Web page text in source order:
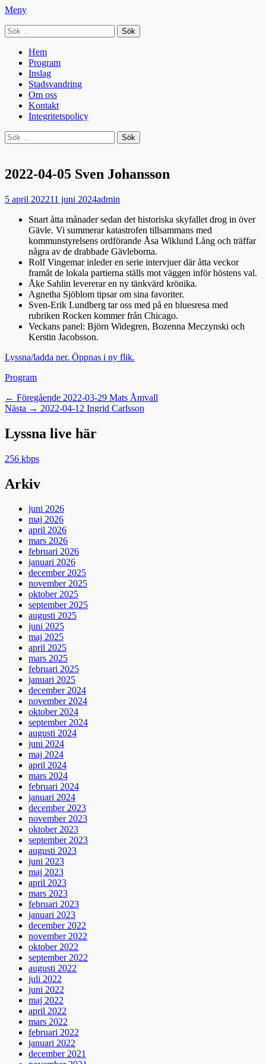
Meny
Seniorradion
Sök
efter:
Primär
meny
Hoppa
innehåll
Hem
Program
Inslag
Stadsvandring
Om oss
Kontakt
Integritetspolicy
Sök
Sök
efter:
2022-04-05 Sven Johansson
Publicerad
5 april 202211 juni 2024Författare
admin
Snart åtta månader sedan det historiska skyfallet drog in över
Gävle. Vi summerar katastrofen tillsammans med
kommunstyrelsens ordförande Åsa Wiklund Lång och träffar
några av de drabbade Gävleborna.
Rolf Vingemar inleder en serie intervjuer där åtta veckor
framåt de lokala partierna ställs mot väggen inför höstens val.
Åke Sahlin levererar en ny tänkvärd krönika.
Agnetha Sjöblom tipsar om sina favoriter.
Sven-Erik Lundberg tar oss med på en bluesresa med
rubriken Rocken kommer från Chicago.
Veckans panel: Björn Widegren, Bozenna Meczynski och
Kerstin Jacobsson.
Lyssna/ladda ner. Öppnas i ny flik.
Kategorier
Program
Inläggsnavigering
← Föregående Föregående
inlägg:
2022-03-29 Mats Åmvall
Nästa → Nästa
2022-04-12 Ingrid Carlsson
Lyssna live här
256 kbps
Arkiv
juni 2026
maj 2026
april 2026
mars 2026
februari 2026
januari 2026
december 2025
november 2025
oktober 2025
september 2025
augusti 2025
juni 2025
maj 2025
april 2025
mars 2025
februari 2025
januari 2025
december 2024
november 2024
oktober 2024
september 2024
augusti 2024
juni 2024
maj 2024
april 2024
mars 2024
februari 2024
januari 2024
december 2023
november 2023
oktober 2023
september 2023
augusti 2023
juni 2023
maj 2023
april 2023
mars 2023
februari 2023
januari 2023
december 2022
november 2022
oktober 2022
september 2022
augusti 2022
juli 2022
juni 2022
maj 2022
april 2022
mars 2022
februari 2022
januari 2022
december 2021